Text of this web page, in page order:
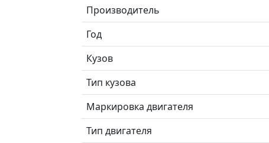
Производитель
Год
Кузов
Тип кузова
Маркировка двигателя
Тип двигателя